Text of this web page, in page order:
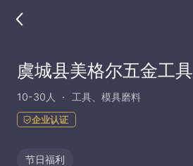
虞城县美格尔五金工具
10-30人 工具、模具磨料
企业认证
节日福利